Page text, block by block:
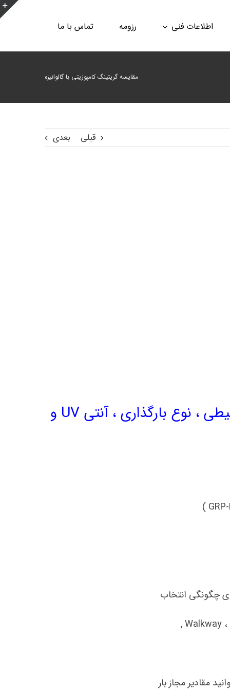
اطلاعات فنی رزومه تماس با ما
مقایسه گریتینگ کامپوزیتی با گالوانیزه
قبلی بعدی
برای استفاده در محیطهای صنعتی میباست به نوع اسید موجود ، دمای محیطی ، نوع بارگذاری ، آنتی UV و
مقادیر مجاز بار